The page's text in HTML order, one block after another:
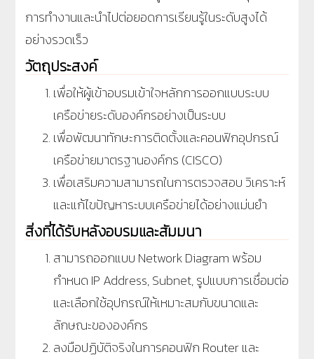
การทำงานและนำไปต่อยอดการเรียนรู้ในระดับสูงได้
อย่างรวดเร็ว
วัตถุประสงค์
เพื่อให้ผู้เข้าอบรมเข้าใจหลักการออกแบบระบบ
เครือข่ายระดับองค์กรอย่างเป็นระบบ
เพื่อพัฒนาทักษะการติดตั้งและคอนฟิกอุปกรณ์
เครือข่ายมาตรฐานองค์กร (CISCO)
เพื่อเสริมความสามารถในการตรวจสอบ วิเคราะห์
และแก้ไขปัญหาระบบเครือข่ายได้อย่างแม่นยำ
สิ่งที่ได้รับหลังอบรมและสัมมนา
สามารถออกแบบ Network Diagram พร้อม
กำหนด IP Address, Subnet, รูปแบบการเชื่อมต่อ
และเลือกใช้อุปกรณ์ให้เหมาะสมกับขนาดและ
ลักษณะขององค์กร
ลงมือปฏิบัติจริงในการคอนฟิก Router และ